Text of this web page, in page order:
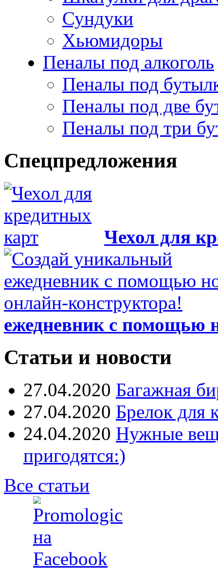
Сундуки
Хьюмидоры
Пеналы под алкоголь
Пеналы под
Пеналы под две
Пеналы под три
Спецпредложения
Чехол для
ежедневник с помощью
Статьи и новости
27.04.2020 Багажная
27.04.2020 Брелок для
24.04.2020 Нужные
пригодятся:)
Все статьи